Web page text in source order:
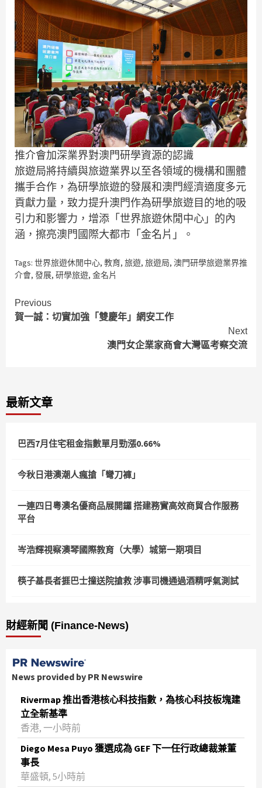
推介會加深業界對澳門研學資源的認識
旅遊局將持續與旅遊業界以至各領域的機構和團體
攜手合作，為研學旅遊的發展和澳門經濟適度多元
貢獻力量，致力提升澳門作為研學旅遊目的地的吸
引力和影響力，增添「世界旅遊休閒中心」的內
涵，擦亮澳門國際大都市「金名片」。
Tags: 世界旅遊休閒中心, 教育, 旅遊, 旅遊局, 澳門研學旅遊業界推
介會, 發展, 研學旅遊, 金名片
Continue
Reading
Previous
賀一誠：切實加強「雙慶年」網安工作
Next
澳門女企業家商會大灣區考察交流
最新文章
巴西7月住宅租金指數單月勁漲0.66%
今秋日港澳潮人瘋搶「彎刀褲」
一連四日粵澳名優商品展開鑼 搭建務實高效商貿合作服務
平台
岑浩輝視察澳琴國際教育（大學）城第一期項目
筷子基長者捱巴士撞送院搶救 涉事司機通過酒精呼氣測試
財經新聞 (Finance-News)
News provided by PR Newswire
Rivermap 推出香港核心科技指數，為核心科技板塊建
立全新基準
香港, 一小時前
Diego Mesa Puyo 獲選成為 GEF 下一任行政總裁兼董
事長
華盛頓, 5小時前